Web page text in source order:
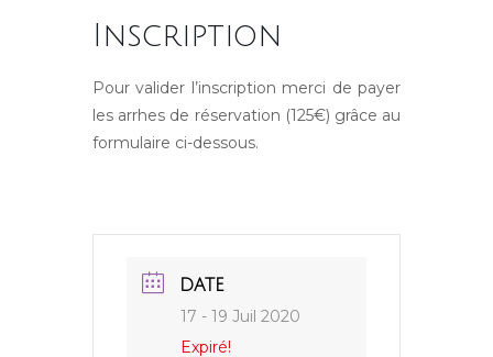
Inscription
Pour valider l’inscription merci de payer
les arrhes de réservation (125€) grâce au
formulaire ci-dessous.
DATE
17 - 19 Juil 2020
Expiré!